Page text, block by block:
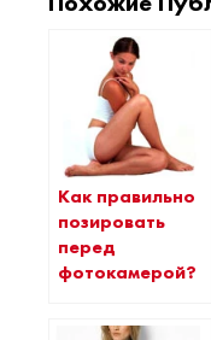
Как правильно
позировать
перед
фотокамерой?